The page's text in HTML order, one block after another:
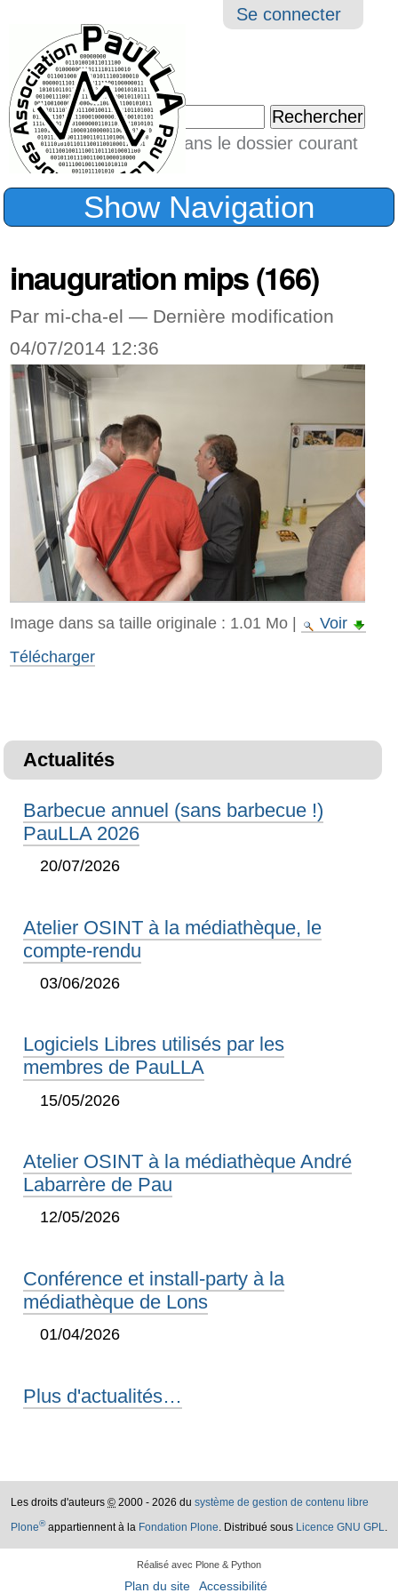
Outils
Se connecter
Chercher par
Seulement dans le dossier courant
Recherche
Show Navigation
inauguration mips (166)
Par mi-cha-el — Dernière modification
04/07/2014 12:36
Image dans sa taille originale : 1.01 Mo|
Voir
Télécharger
Actualités
Barbecue annuel (sans barbecue !)
PauLLA 2026
20/07/2026
Atelier OSINT à la médiathèque, le
compte-rendu
03/06/2026
Logiciels Libres utilisés par les
membres de PauLLA
15/05/2026
Atelier OSINT à la médiathèque André
Labarrère de Pau
12/05/2026
Conférence et install-party à la
médiathèque de Lons
01/04/2026
Plus d'actualités…
Les droits d'auteurs © 2000 - 2026 du système de gestion de contenu libre
Plone®appartiennent à la Fondation Plone. Distribué sous Licence GNU GPL.
Réalisé avec Plone & Python
Plan du site Accessibilité